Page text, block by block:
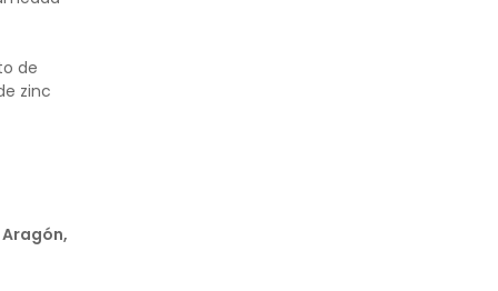
de
zinc